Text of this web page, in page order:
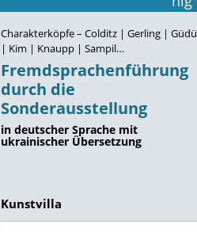
Charakterköpfe – Colditz | Gerling | Güdü
| Kim | Knaupp | Sampil…
Fremdsprachenführung
durch die
Sonderausstellung
in deutscher Sprache mit
ukrainischer Übersetzung
Kunstvilla